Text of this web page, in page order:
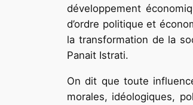
développement
d’ordre politique et
la transformation de la
Panait Istrati.
On dit que toute
morales, idéologiques,